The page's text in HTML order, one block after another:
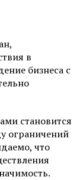
в
бизнеса с
становится
ограничений
что